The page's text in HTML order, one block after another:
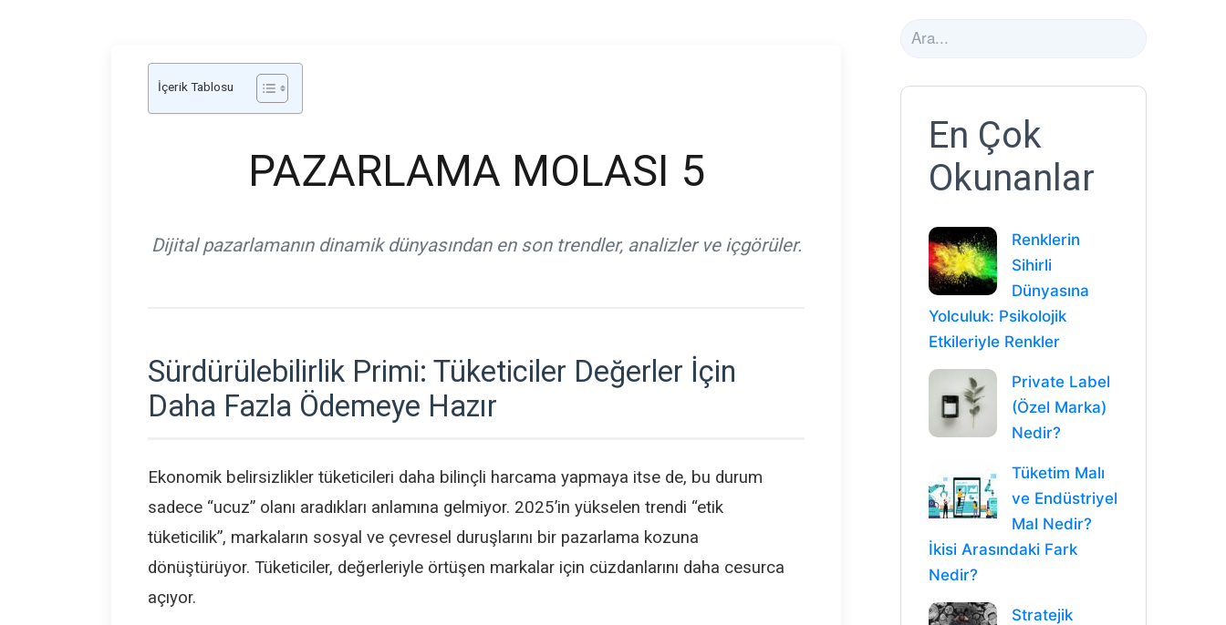
En Çok
Okunanlar
Renklerin
Sihirli
Dünyasına
Yolculuk: Psikolojik
Etkileriyle Renkler
Private Label
(Özel Marka)
Nedir?
Tüketim Malı
ve Endüstriyel
Mal Nedir?
İkisi Arasındaki Fark
Nedir?
Stratejik
İçerik Tablosu
PAZARLAMA MOLASI 5
Dijital pazarlamanın dinamik dünyasından en son trendler, analizler ve içgörüler.
Sürdürülebilirlik Primi: Tüketiciler Değerler İçin
Daha Fazla Ödemeye Hazır
Ekonomik belirsizlikler tüketicileri daha bilinçli harcama yapmaya itse de, bu durum
sadece “ucuz” olanı aradıkları anlamına gelmiyor. 2025’in yükselen trendi “etik
tüketicilik”, markaların sosyal ve çevresel duruşlarını bir pazarlama kozuna
dönüştürüyor. Tüketiciler, değerleriyle örtüşen markalar için cüzdanlarını daha cesurca
açıyor.